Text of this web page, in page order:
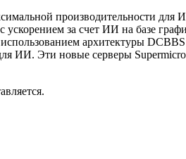
производительности для
за счет ИИ на базе
архитектуры
Эти новые серверы